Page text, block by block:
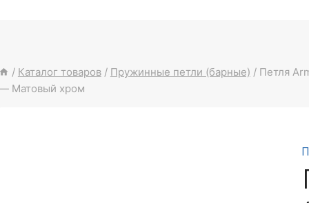
/ Каталог товаров / Пружинные петли (барные) / Петля
Матовый хром